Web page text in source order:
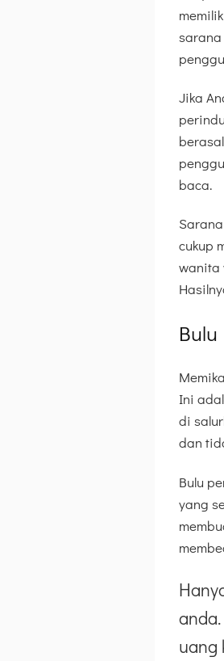
sarana
Jika
baca.
cukup
wanita
Ini
di
dan
Bulu
yang
uang